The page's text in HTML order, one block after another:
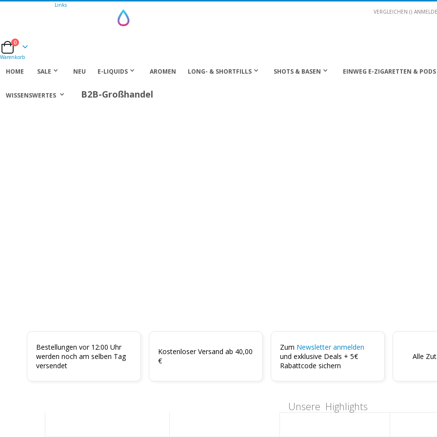
Links
VERGLEICHEN ()
Cart
0
Warenkorb
HOME SALE NEU E-LIQUIDS AROMEN LONG- & SHORTFILLS SHOTS & BASEN EINWEG E-ZIGARETTEN & PODS
WISSENSWERTES B2B-Großhandel
Bestellungen vor 12:00 Uhr
werden noch am selben Tag
versendet
Kostenloser Versand ab 40,00
€
Zum Newsletter anmelden
und exklusive Deals + 5€
Rabattcode sichern
Alle
Unsere Highlights